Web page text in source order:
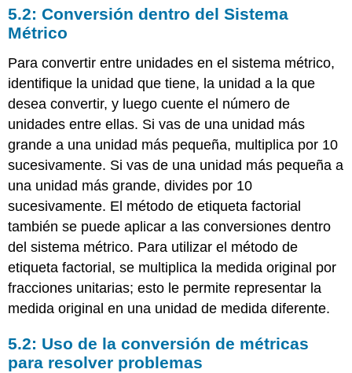
5.2: Conversión dentro del Sistema
Métrico
Para convertir entre unidades en el sistema métrico,
identifique la unidad que tiene, la unidad a la que
desea convertir, y luego cuente el número de
unidades entre ellas. Si vas de una unidad más
grande a una unidad más pequeña, multiplica por 10
sucesivamente. Si vas de una unidad más pequeña a
una unidad más grande, divides por 10
sucesivamente. El método de etiqueta factorial
también se puede aplicar a las conversiones dentro
del sistema métrico. Para utilizar el método de
etiqueta factorial, se multiplica la medida original por
fracciones unitarias; esto le permite representar la
medida original en una unidad de medida diferente.
5.2: Uso de la conversión de métricas
para resolver problemas